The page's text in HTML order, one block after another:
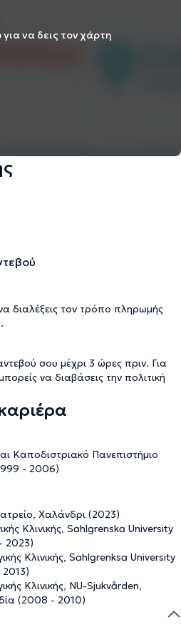
να δεις τον χάρτη
διαλέξεις τον τρόπο πληρωμής
σου μέχρι 3 ώρες πριν. Για
να διαβάσεις την πολιτική
Καποδιστριακό Πανεπιστήμιο
- 2006)
Χαλάνδρι (2023)
Κλινικής, Sahlgrenska University
2023)
Κλινικής, Sahlgrenksa University
Κλινικής, ΝU-Sjukvården,
(2008 - 2010)